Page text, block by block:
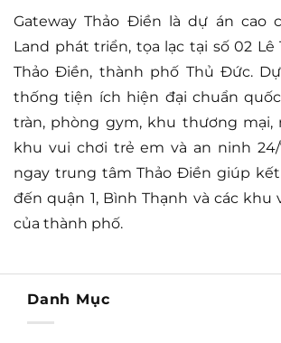
Gateway Thảo Điền là dự án cao
Land phát triển, tọa lạc tại số 02 Lê
Thảo Điền, thành phố Thủ Đức.
thống tiện ích hiện đại chuẩn
tràn, phòng gym, khu thương mại,
khu vui chơi trẻ em và an ninh 24/
ngay trung tâm Thảo Điền giúp
đến quận 1, Bình Thạnh và các
của thành phố.
Danh Mục